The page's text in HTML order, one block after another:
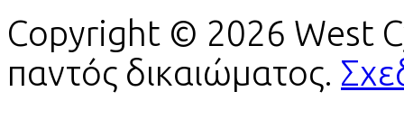
Copyright © 2026 West
παντός δικαιώματος.